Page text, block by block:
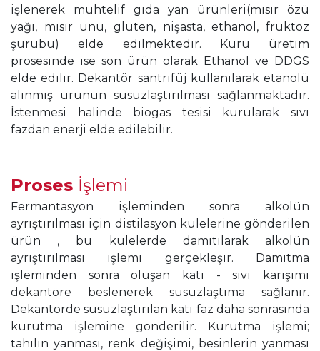
işlenerek muhtelif gıda yan ürünleri(mısır özü
yağı, mısır unu, gluten, nişasta, ethanol, fruktoz
şurubu) elde edilmektedir. Kuru üretim
prosesinde ise son ürün olarak Ethanol ve DDGS
elde edilir. Dekantör santrifüj kullanılarak etanolü
alınmış ürünün susuzlaştırılması sağlanmaktadır.
İstenmesi halinde biogas tesisi kurularak sıvı
fazdan enerji elde edilebilir.
Proses İşlemi
Fermantasyon işleminden sonra alkolün
ayrıştırılması için distilasyon kulelerine gönderilen
ürün , bu kulelerde damıtılarak alkolün
ayrıştırılması işlemi gerçekleşir. Damıtma
işleminden sonra oluşan katı - sıvı karışımı
dekantöre beslenerek susuzlaştıma sağlanır.
Dekantörde susuzlaştırılan katı faz daha sonrasında
kurutma işlemine gönderilir. Kurutma işlemi;
tahılın yanması, renk değişimi, besinlerin yanması